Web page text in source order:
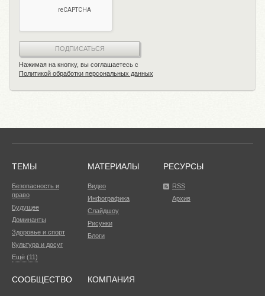
ПОДПИСАТЬСЯ
Нажимая на кнопку, вы соглашаетесь с
Политикой обработки персональных данных
ТЕМЫ
Безопасность и
право
Будущее
Доминанты
Здоровье и спорт
Культура и досуг
Ещё (11)
МАТЕРИАЛЫ
Видео
Инфографика
Слайдшоу
Рисунки
Блоги
РЕСУРСЫ
RSS
Архив
СООБЩЕСТВО КОМПАНИЯ